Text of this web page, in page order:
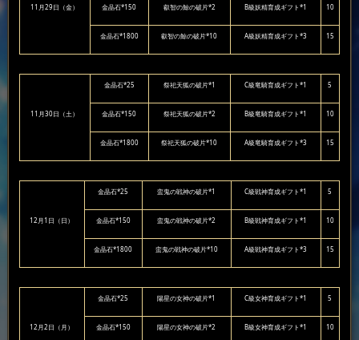
11月29日（金） 金晶石*150 叡智の鯨の破片*2 B級妖精育成ギフト*1 10
金晶石*1800 叡智の鯨の破片*10 A級妖精育成ギフト*3 15
11月30日（土）
金晶石*25 祭祀天狐の破片*1 C級竜騎育成ギフト*1 5
金晶石*150 祭祀天狐の破片*2 B級竜騎育成ギフト*1 10
金晶石*1800 祭祀天狐の破片*10 A級竜騎育成ギフト*3 15
12月1日（日）
金晶石*25 蛮鬼の戦神の破片*1 C級戦神育成ギフト*1 5
金晶石*150 蛮鬼の戦神の破片*2 B級戦神育成ギフト*1 10
金晶石*1800 蛮鬼の戦神の破片*10 A級戦神育成ギフト*3 15
12月2日（月）
金晶石*25 陽星の女神の破片*1 C級女神育成ギフト*1 5
金晶石*150 陽星の女神の破片*2 B級女神育成ギフト*1 10